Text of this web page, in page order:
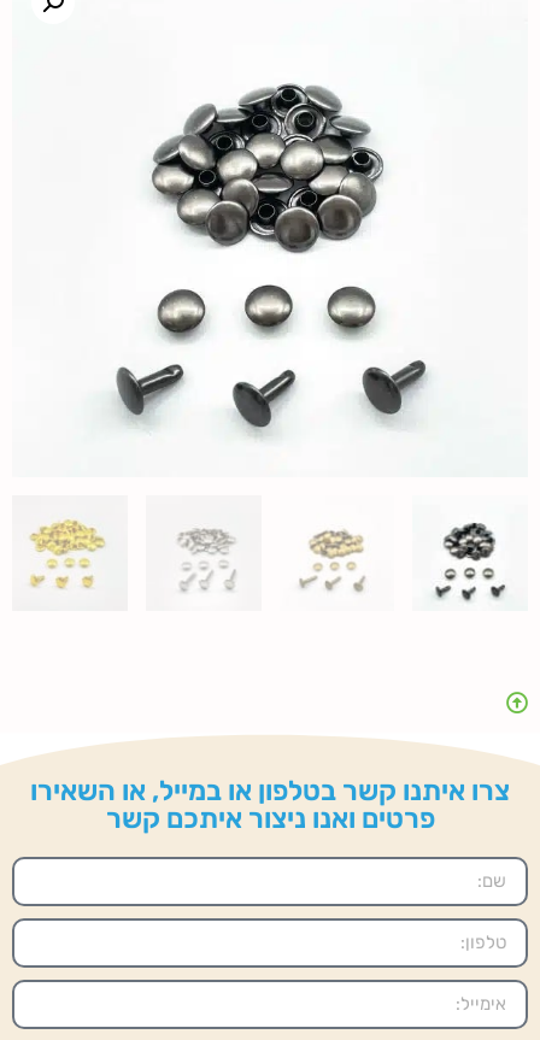
צרו איתנו קשר בטלפון או במייל, או השאירו
פרטים ואנו ניצור איתכם קשר